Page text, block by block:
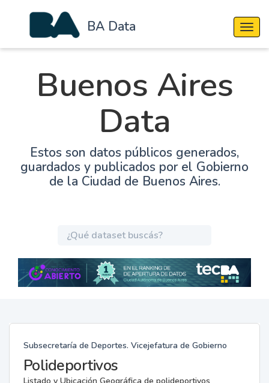
BA Data
Buenos Aires
Data
Estos son datos públicos generados,
guardados y publicados por el Gobierno
de la Ciudad de Buenos Aires.
Subsecretaría de Deportes. Vicejefatura de Gobierno
Polideportivos